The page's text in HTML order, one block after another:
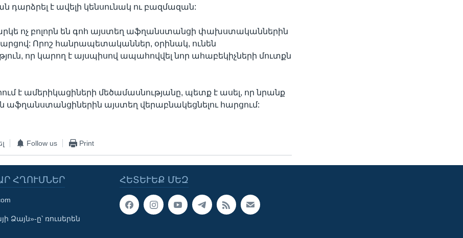
դարձրել է ավելի կենսունակ ու բազմազան:
ոչ բոլորն են գոհ այստեղ աֆղանստանցի փախստականներին
հարցով: Որոշ հանրապետականներ, օրինակ, ունեն
որ կարող է այսպիսով ապահովվել նոր ահաբեկիչների մուտքն
է ամերիկացիների մեծամասնությանը, պետք է ասել, որ նրանք
աֆղանստանցիներին այստեղ վերաբնակեցնելու հարցում:
Follow us Print
ՀԵՏԵՒԵՔ ՄԵԶ
ՀՂՈՒՄՆԵՐ
Ձայն»-ը՝ ռուսերեն